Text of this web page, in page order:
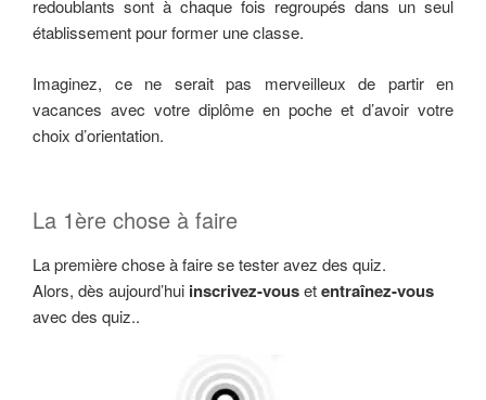
redoublants sont à chaque fois regroupés dans un seul
établissement pour former une classe.
Imaginez, ce ne serait pas merveilleux de partir en
vacances avec votre diplôme en poche et d’avoir votre
choix d’orientation.
La 1ère chose à faire
La première chose à faire se tester avez des quiz.
Alors, dès aujourd’hui inscrivez-vousetentraînez-vous
avec des quiz..